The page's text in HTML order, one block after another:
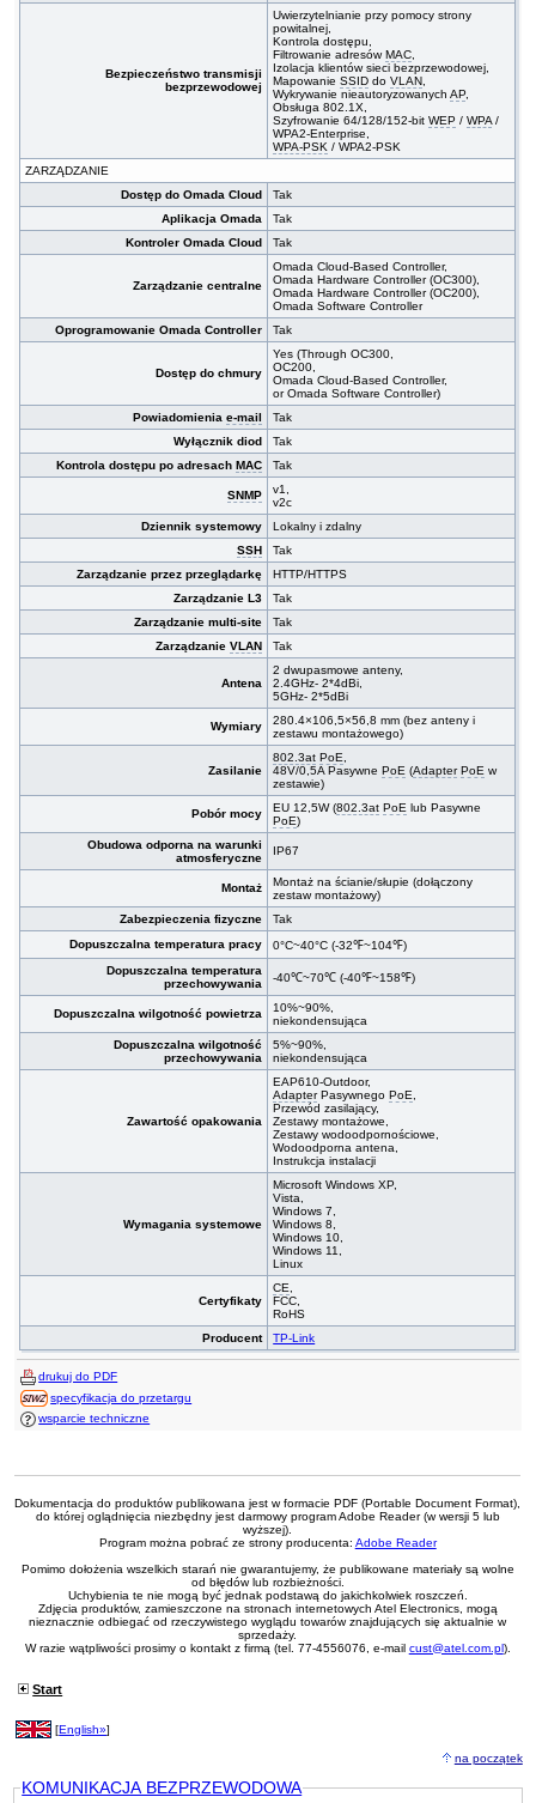
Bezpieczeństwo transmisji
bezprzewodowej
Uwierzytelnianie przy pomocy strony
powitalnej,
Kontrola dostępu,
Filtrowanie adresówMAC,
Izolacja klientów sieci bezprzewodowej,
MapowanieSSID doVLAN,
Wykrywanie nieautoryzowanychAP,
Obsługa 802.1X,
Szyfrowanie 64/128/152-bitWEP /WPA/
WPA2-Enterprise,
WPA-PSK / WPA2-PSK
ZARZĄDZANIE
Dostęp do Omada Cloud
Tak
Aplikacja Omada
Tak
Kontroler Omada Cloud
Tak
Zarządzanie centralne
Omada Cloud-Based Controller,
Omada Hardware Controller (OC300),
Omada Hardware Controller (OC200),
Omada Software Controller
Oprogramowanie Omada Controller
Tak
Dostęp do chmury
Yes (Through OC300,
OC200,
Omada Cloud-Based Controller,
or Omada Software Controller)
Powiadomieniae-mail
Tak
Wyłącznik diod
Tak
Kontrola dostępu po adresachMAC Tak
SNMP
v1,
v2c
Dziennik systemowy
Lokalny i zdalny
SSH
Tak
Zarządzanie przez przeglądarkę
HTTP/HTTPS
Zarządzanie L3
Tak
Zarządzanie multi-site
Tak
ZarządzanieVLAN Tak
Antena
2 dwupasmowe anteny,
2.4GHz- 2*4dBi,
5GHz- 2*5dBi
Wymiary
280.4×106,5×56,8 mm (bez anteny i
zestawu montażowego)
Zasilanie
802.3at PoE,
48V/0,5A PasywnePoE (Adapter PoE w
zestawie)
Pobór mocy EU 12,5W (802.3at PoE lub Pasywne
PoE)
Obudowa odporna na warunki
atmosferyczne
IP67
Montaż
Montaż na ścianie/słupie (dołączony
zestaw montażowy)
Zabezpieczenia fizyczne
Tak
Dopuszczalna temperatura pracy
0°C~40°C (-32℉~104℉)
Dopuszczalna temperatura
przechowywania
-40℃~70℃ (-40℉~158℉)
Dopuszczalna wilgotność powietrza
10%~90%,
niekondensująca
Dopuszczalna wilgotność
przechowywania
5%~90%,
niekondensująca
Zawartość opakowania
EAP610-Outdoor,
AdapterPasywnegoPoE,
Przewód zasilający,
Zestawy montażowe,
Zestawy wodoodpornościowe,
Wodoodporna antena,
Instrukcja instalacji
Wymagania systemowe
Microsoft Windows XP,
Vista,
Windows 7,
Windows 8,
Windows 10,
Windows 11,
Linux
Certyfikaty
CE,
FCC,
RoHS
Producent
TP-Link
drukuj do PDF
specyfikacja do przetargu
wsparcie techniczne
Dokumentacja do produktów publikowana jest w formacie PDF (Portable Document Format),
do której oglądnięcia niezbędny jest darmowy program Adobe Reader (w wersji 5 lub
wyższej).
Program można pobrać ze strony producenta: Adobe Reader
Pomimo dołożenia wszelkich starań nie gwarantujemy, że publikowane materiały są wolne
od błędów lub rozbieżności.
Uchybienia te nie mogą być jednak podstawą do jakichkolwiek roszczeń.
Zdjęcia produktów, zamieszczone na stronach internetowych Atel Electronics, mogą
nieznacznie odbiegać od rzeczywistego wyglądu towarów znajdujących się aktualnie w
sprzedaży.
W razie wątpliwości prosimy o kontakt z firmą (tel. 77-4556076, e-mail cust@atel.com.pl).
Start
[English»]
na początek
KOMUNIKACJA BEZPRZEWODOWA